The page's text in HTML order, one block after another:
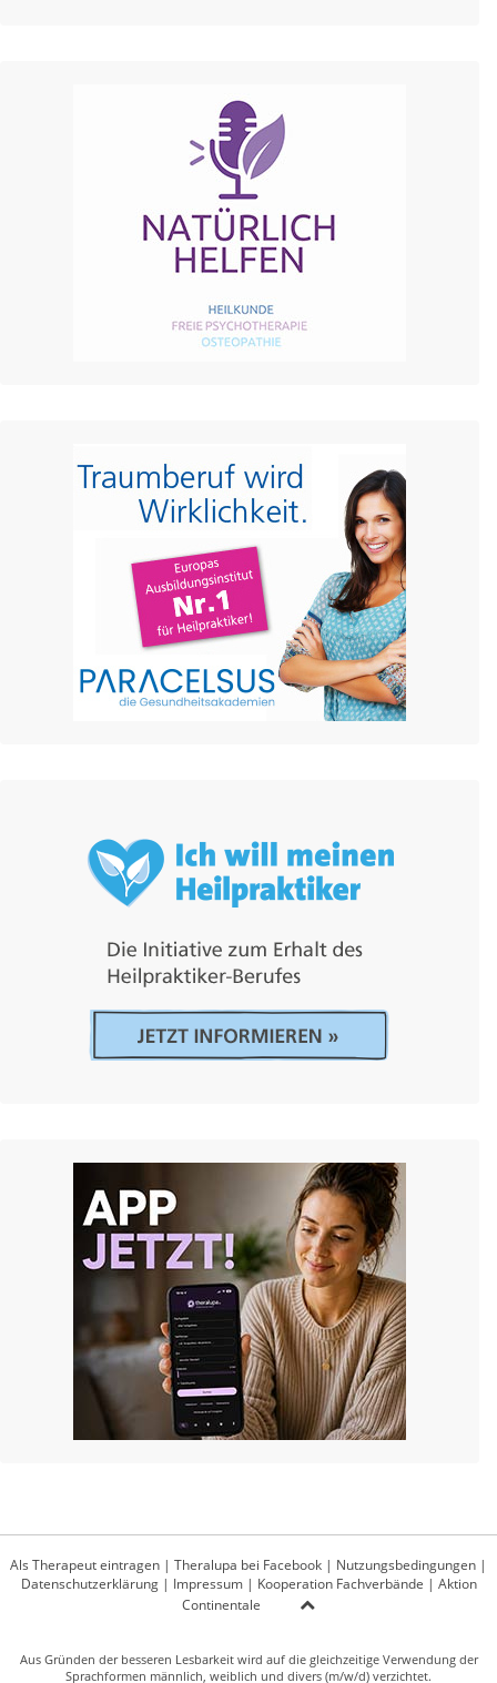
Als Therapeut eintragen | Theralupa bei Facebook | Nutzungsbedingungen |
Datenschutzerklärung| Impressum| Kooperation Fachverbände | Aktion
Continentale
Aus Gründen der besseren Lesbarkeit wird auf die gleichzeitige Verwendung der
Sprachformen männlich, weiblich und divers (m/w/d) verzichtet.